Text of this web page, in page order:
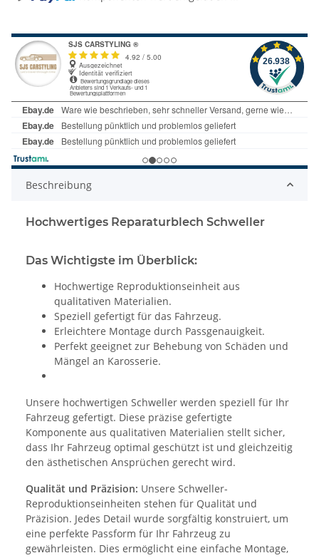
Beschreibung
Hochwertiges Reparaturblech Schweller
Das Wichtigste im Überblick:
Hochwertige Reproduktionseinheit aus
qualitativen Materialien.
Speziell gefertigt für das Fahrzeug.
Erleichtere Montage durch Passgenauigkeit.
Perfekt geeignet zur Behebung von Schäden und
Mängel an Karosserie.
Unsere hochwertigen Schweller werden speziell für Ihr
Fahrzeug gefertigt. Diese präzise gefertigte
Komponente aus qualitativen Materialien stellt sicher,
dass Ihr Fahrzeug optimal geschützt ist und gleichzeitig
den ästhetischen Ansprüchen gerecht wird.
Qualität und Präzision: Unsere Schweller-
Reproduktionseinheiten stehen für Qualität und
Präzision. Jedes Detail wurde sorgfältig konstruiert, um
eine perfekte Passform für Ihr Fahrzeug zu
gewährleisten. Dies ermöglicht eine einfache Montage,